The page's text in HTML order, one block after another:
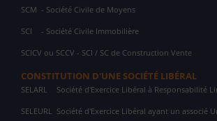
SCM - Société Civile de Moyens
SCI - Société Civile Immobilière
SCICV ou SCCV - SCI / SC de Construction Vente
CONSTITUTION D'UNE SOCIÉTÉ LIBÉRAL
SELARL Société d'Exercice Libéral à Responsabilité
SELEURL Société d'Exercice Libéral ayant un associé